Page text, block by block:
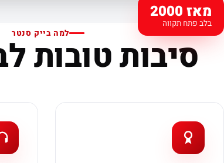
מאז 2000
בלב פתח תקווה
למה בייק סנטר
סיבות טובות